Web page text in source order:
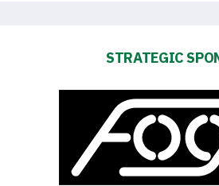
STRATEGIC